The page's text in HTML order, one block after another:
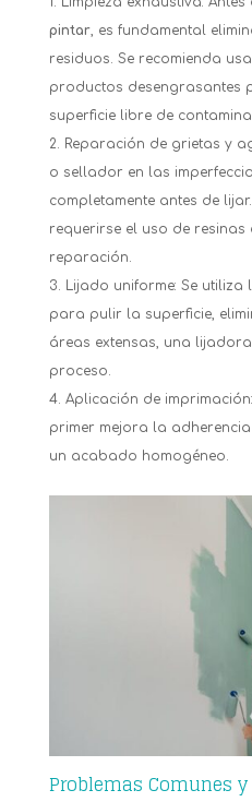
pintar, es fundamental
residuos. Se recomienda
productos desengrasantes
superficie libre de
Reparación de grietas y
o sellador en las
completamente antes de
requerirse el uso de
reparación.
Lijado uniforme: Se
para pulir la superficie,
áreas extensas, una
proceso.
Aplicación de
primer mejora la
un acabado homogéneo.
Problemas Comunes